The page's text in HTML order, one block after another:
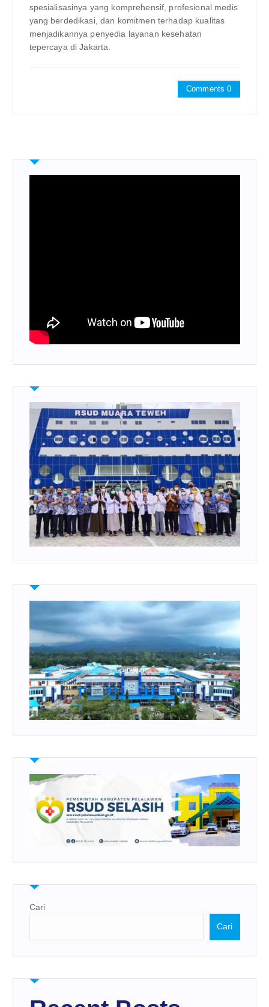
spesialisasinya yang komprehensif, profesional medis
yang berdedikasi, dan komitmen terhadap kualitas
menjadikannya penyedia layanan kesehatan
tepercaya di Jakarta.
Comments 0
Cari
Cari